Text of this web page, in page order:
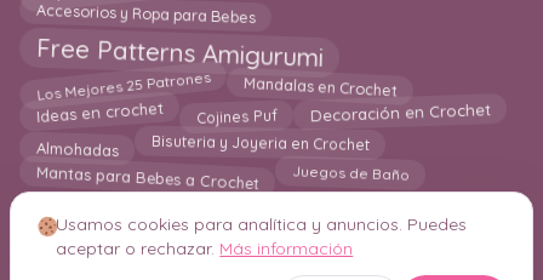
Accesorios y Ropa para Bebes
Free Patterns Amigurumi
Los Mejores 25 Patrones Mandalas en Crochet
Ideas en crochet Cojines Puf Decoración en Crochet
Almohadas Bisuteria y Joyeria en Crochet
Mantas para Bebes a Crochet Juegos de Baño
Usamos cookies para analítica y anuncios. Puedes
aceptar o rechazar. Más información